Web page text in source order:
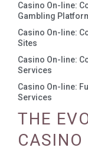
Casino On-line:
Gambling
Casino On-line:
Sites
Casino On-line:
Services
Casino On-line:
Services
THE
CASINO